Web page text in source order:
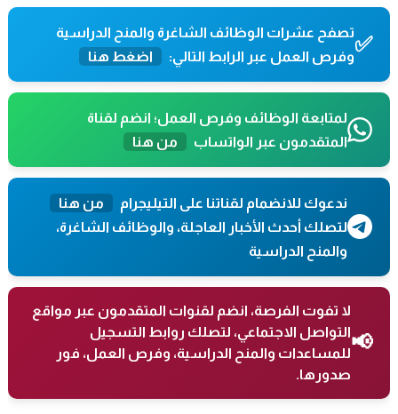
✅تصفح عشرات الوظائف الشاغرة والمنح الدراسية
وفرص العمل عبر الرابط التالي:
اضغط هنا
لمتابعة الوظائف وفرص العمل؛ انضم لقناة
المتقدمون عبر الواتساب
من هنا
ندعوك للانضمام لقناتنا على التيليجرام
من هنا
لتصلك أحدث الأخبار العاجلة، والوظائف الشاغرة،
والمنح الدراسية
📢
لا تفوت الفرصة، انضم لقنوات المتقدمون عبر مواقع
التواصل الاجتماعي، لتصلك روابط التسجيل
للمساعدات والمنح الدراسية، وفرص العمل، فور
صدورها.